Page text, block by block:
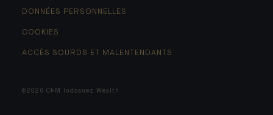
DONNÉES PERSONNELLES
COOKIES
ACCÈS SOURDS ET MALENTENDANTS
©2026 CFM Indosuez Wealth